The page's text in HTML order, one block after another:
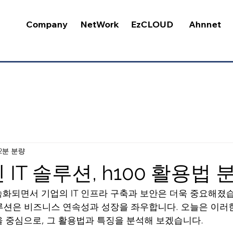
Company NetWork EzCLOUD Ahnnet
IT 솔루션, h100 활용법
분 분량
되면서 기업의 IT 인프라 구축과 보안은 더욱 중요해졌
션은 비즈니스 연속성과 성장을 좌우합니다. 오늘은 이러
중심으로, 그 활용법과 특징을 분석해 보겠습니다.